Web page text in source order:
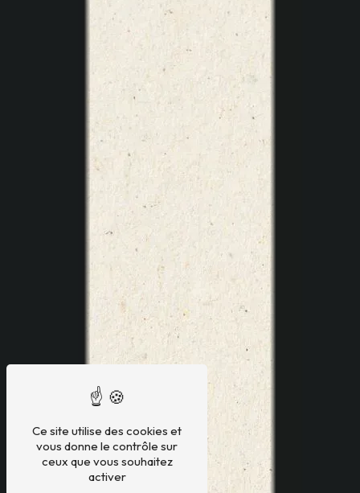
Ce site utilise des cookies et
vous donne le contrôle sur
ceux que vous souhaitez
activer